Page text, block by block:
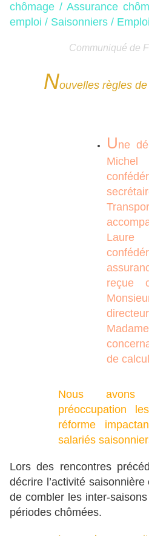
chômage / Assurance
emploi / Saisonniers /
Communiqué de
Nouvelles règles
Une
Michel
Laure
reçue
de
Nous avons
préoccupation
réforme
salariés
Lors des rencontres
décrire l’activité
de combler les inter-
périodes chômées.